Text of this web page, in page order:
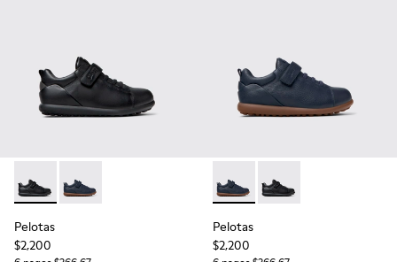
Pelotas - K800316-003 - Zapatos negros de piel y textil para
Pelotas - K800316-004 - Zapatos azules de piel y
Pelotas
$2,200
Pelotas - K800316-004 -
Pelotas - K800316-
Pelotas
$2,200